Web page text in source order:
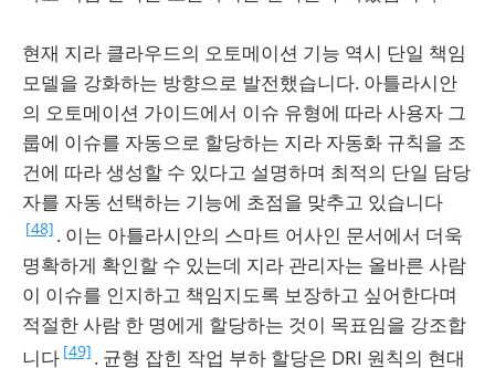
현재 지라 클라우드의 오토메이션 기능 역시 단일 책임
모델을 강화하는 방향으로 발전했습니다. 아틀라시안
의 오토메이션 가이드에서 이슈 유형에 따라 사용자 그
룹에 이슈를 자동으로 할당하는 지라 자동화 규칙을 조
건에 따라 생성할 수 있다고 설명하며 최적의 단일 담당
자를 자동 선택하는 기능에 초점을 맞추고 있습니다
[48] . 이는 아틀라시안의 스마트 어사인 문서에서 더욱
명확하게 확인할 수 있는데 지라 관리자는 올바른 사람
이 이슈를 인지하고 책임지도록 보장하고 싶어한다며
적절한 사람 한 명에게 할당하는 것이 목표임을 강조합
니다 [49] . 균형 잡힌 작업 부하 할당은 DRI 원칙의 현대